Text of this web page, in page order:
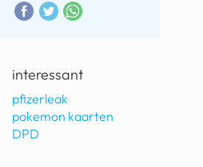
interessant
pfizerleak
pokemon kaarten
DPD